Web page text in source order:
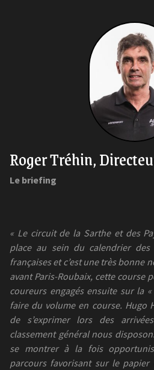
Roger Tréhin,
Le briefing
« Le circuit de la Sarthe et des
place au sein du calendrier des
françaises et c’est une très bonne
avant Paris-Roubaix, cette course
coureurs engagés ensuite sur la
faire du volume en course. Hugo
de s’exprimer lors des
classement général nous
se montrer à la fois
parcours favorisant sur le papier